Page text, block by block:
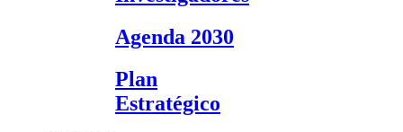
Agenda 2030
Plan
Estratégico